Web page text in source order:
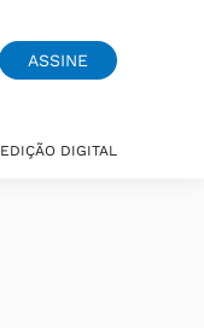
ASSINE
EDIÇÃO DIGITAL